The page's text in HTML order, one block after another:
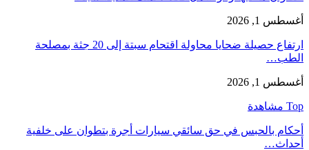
أغسطس 1, 2026
ارتفاع حصيلة ضحايا محاولة اقتحام سبتة إلى 20 جثة بمصلحة
الطب…
أغسطس 1, 2026
Top مشاهدة
أحكام بالحبس في حق سائقي سيارات أجرة بتطوان على خلفية
أحداث…